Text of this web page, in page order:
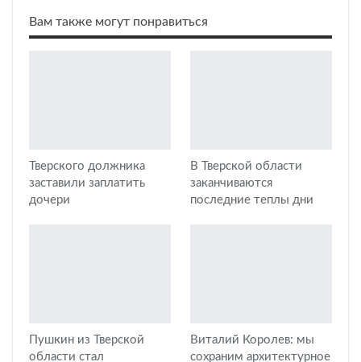
Вам также могут понравиться
Тверского должника
заставили заплатить
дочери
В Тверской области
заканчиваются
последние теплы дни
Пушкин из Тверской
области стал
Виталий Королев: мы
сохраним архитектурное